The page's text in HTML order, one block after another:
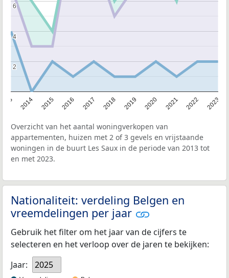
2014 2015 2016 2017 2018 2019 2020 2021 2022 2023
2
2
4
4
6
6
Overzicht van het aantal woningverkopen van
appartementen, huizen met 2 of 3 gevels en vrijstaande
woningen in de buurt Les Saux in de periode van 2013 tot
en met 2023.
Nationaliteit: verdeling Belgen en
vreemdelingen per jaar
Gebruik het filter om het jaar van de cijfers te
selecteren en het verloop over de jaren te bekijken:
Jaar:
2025